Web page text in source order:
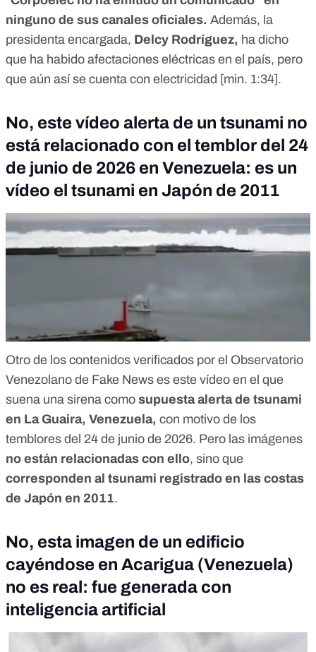
ninguno de sus canales oficiales. Además, la
presidenta encargada, Delcy Rodríguez, ha dicho
que ha habido afectaciones eléctricas en el país, pero
que aún así se cuenta con electricidad [min. 1:34].
No, este vídeo alerta de un tsunami no
está relacionado con el temblor del 24
de junio de 2026 en Venezuela: es un
vídeo el tsunami en Japón de 2011
Otro de los contenidos verificados por el Observatorio
Venezolano de Fake News es este vídeo en el que
suena una sirena como supuesta alerta de tsunami
en La Guaira, Venezuela, con motivo de los
temblores del 24 de junio de 2026. Pero las imágenes
no están relacionadas con ello, sino que
corresponden al tsunami registrado en las costas
de Japón en 2011.
No, esta imagen de un edificio
cayéndose en Acarigua (Venezuela)
no es real: fue generada con
inteligencia artificial